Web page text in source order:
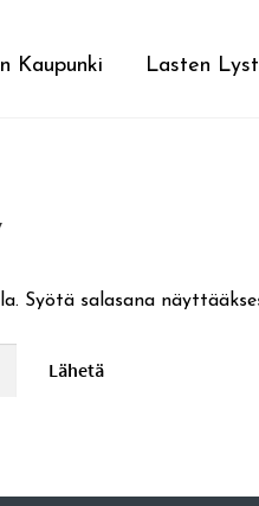
Kaupunki Lasten
Syötä salasana